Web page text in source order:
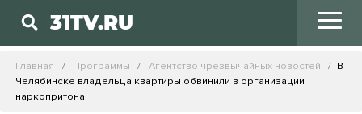
31TV.RU
Главная Программы Агентство чрезвычайных новостей
В
Челябинске владельца квартиры обвинили в организации
наркопритона